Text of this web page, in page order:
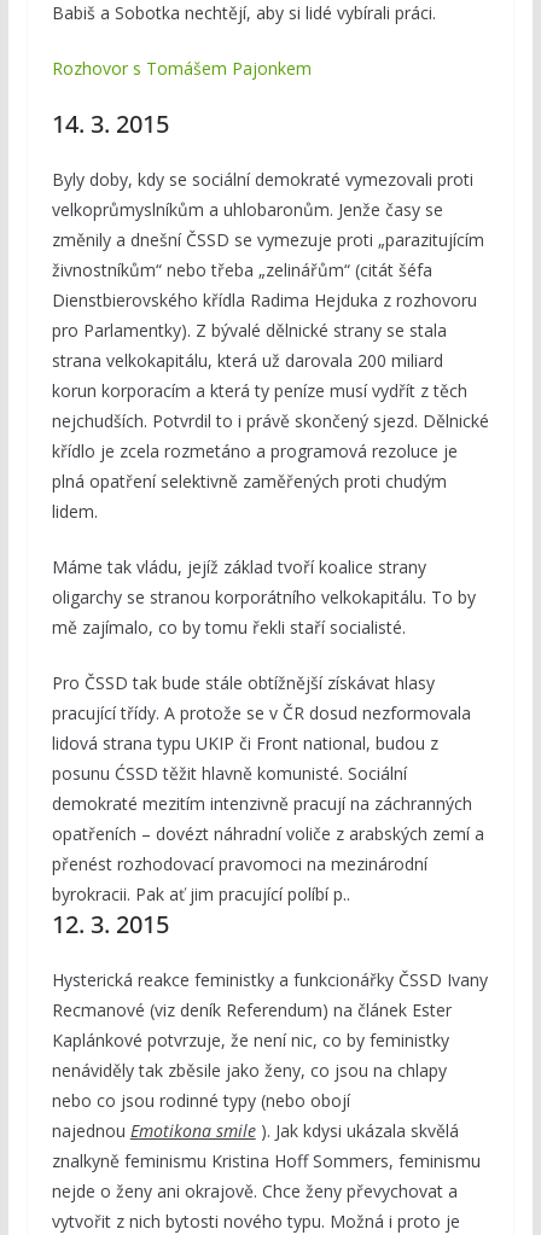
Babiš a Sobotka nechtějí, aby si lidé vybírali práci.
Rozhovor s Tomášem Pajonkem
14. 3. 2015
Byly doby, kdy se sociální demokraté vymezovali proti
velkoprůmyslníkům a uhlobaronům. Jenže časy se
změnily a dnešní ČSSD se vymezuje proti „parazitujícím
živnostníkům“ nebo třeba „zelinářům“ (citát šéfa
Dienstbierovského křídla Radima Hejduka z rozhovoru
pro Parlamentky). Z bývalé dělnické strany se stala
strana velkokapitálu, která už darovala 200 miliard
korun korporacím a která ty peníze musí vydřít z těch
nejchudších. Potvrdil to i právě skončený sjezd. Dělnické
křídlo je zcela rozmetáno a programová rezoluce je
plná opatření selektivně zaměřených proti chudým
lidem.
Máme tak vládu, jejíž základ tvoří koalice strany
oligarchy se stranou korporátního velkokapitálu. To by
mě zajímalo, co by tomu řekli staří socialisté.
Pro ČSSD tak bude stále obtížnější získávat hlasy
pracující třídy. A protože se v ČR dosud nezformovala
lidová strana typu UKIP či Front national, budou z
posunu ĆSSD těžit hlavně komunisté. Sociální
demokraté mezitím intenzivně pracují na záchranných
opatřeních – dovézt náhradní voliče z arabských zemí a
přenést rozhodovací pravomoci na mezinárodní
byrokracii. Pak ať jim pracující políbí p..
12. 3. 2015
Hysterická reakce feministky a funkcionářky ČSSD Ivany
Recmanové (viz deník Referendum) na článek Ester
Kaplánkové potvrzuje, že není nic, co by feministky
nenáviděly tak zběsile jako ženy, co jsou na chlapy
nebo co jsou rodinné typy (nebo obojí
najednou Emotikona smile). Jak kdysi ukázala skvělá
znalkyně feminismu Kristina Hoff Sommers, feminismu
nejde o ženy ani okrajově. Chce ženy převychovat a
vytvořit z nich bytosti nového typu. Možná i proto je